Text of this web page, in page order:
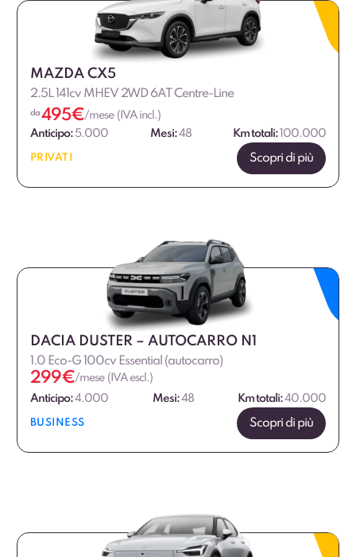
MAZDA CX5
2.5L 141cv MHEV 2WD 6AT Centre-Line
da 495€/mese (IVA incl.)
Anticipo: 5.000 Mesi:48 Km totali: 100.000
PRIVATI Scopri di più
DACIA DUSTER – AUTOCARRO N1
1.0 Eco-G 100cv Essential (autocarro)
299€/mese (IVA escl.)
Anticipo:4.000 Mesi:48 Km totali:40.000
BUSINESS Scopri di più